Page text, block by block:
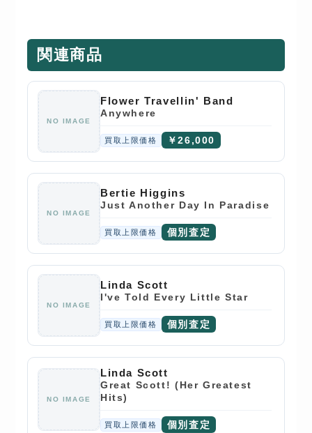
関連商品
NO IMAGE
Flower Travellin' Band
Anywhere
買取上限価格 ￥26,000
NO IMAGE
Bertie Higgins
Just Another Day In Paradise
買取上限価格 個別査定
NO IMAGE
Linda Scott
I've Told Every Little Star
買取上限価格 個別査定
NO IMAGE
Linda Scott
Great Scott! (Her Greatest
Hits)
買取上限価格 個別査定